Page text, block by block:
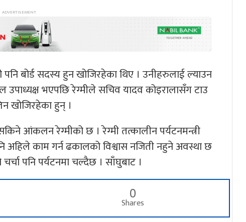
बोर्ड सदस्य हुन खोजिरहेका थिए । उनीहरुलाई ल्याउन
उपाध्यक्ष भएपछि रेग्मीले सचिव यादव कोइरालासँग टाउ
खोजिरहेका हुन् ।
आंकलन रेग्मीको छ । रेग्मी तत्कालीन पर्यटनमन्त्री
अहिले काम गर्न ढकालको विश्वास नजिती नहुने अवस्था छ
पनि पर्यटनमा चल्दैछ । साँघुबाट ।
0
Shares